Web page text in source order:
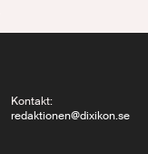
Kontakt:
redaktionen@dixikon.se